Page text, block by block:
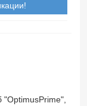
"OptimusPrime",